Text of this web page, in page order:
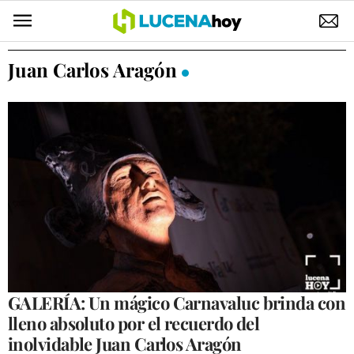
POLÍTICA
SUCESOS
ECONOMÍA
DESARROLLO LOCAL
LUCENA EMPRESAS
OCIO
COFRADÍAS
Juan Carlos Aragón
GALERÍA: Un mágico Carnavaluc brinda con
lleno absoluto por el recuerdo del
inolvidable Juan Carlos Aragón